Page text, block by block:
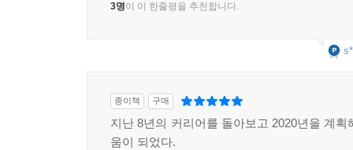
3명이 이 한줄평을 추천합니다.
종이책 구매
지난 8년의 커리어를 돌아보고 2020년을 계획
움이 되었다.